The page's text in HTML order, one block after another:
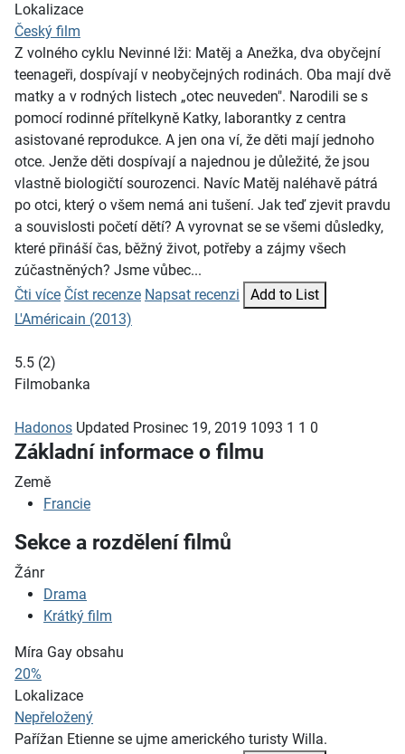
Lokalizace
Český film
Z volného cyklu Nevinné lži: Matěj a Anežka, dva obyčejní
teenageři, dospívají v neobyčejných rodinách. Oba mají dvě
matky a v rodných listech „otec neuveden". Narodili se s
pomocí rodinné přítelkyně Katky, laborantky z centra
asistované reprodukce. A jen ona ví, že děti mají jednoho
otce. Jenže děti dospívají a najednou je důležité, že jsou
vlastně biologičtí sourozenci. Navíc Matěj naléhavě pátrá
po otci, který o všem nemá ani tušení. Jak teď zjevit pravdu
a souvislosti početí dětí? A vyrovnat se se všemi důsledky,
které přináší čas, běžný život, potřeby a zájmy všech
zúčastněných? Jsme vůbec...
Čti více Číst recenze Napsat recenzi
Add to List
L'Américain (2013)
5.5 (2)
Filmobanka
Hadonos Updated Prosinec 19, 2019 1093 1 1 0
Základní informace o filmu
Země
Francie
Sekce a rozdělení filmů
Žánr
Drama
Krátký film
Míra Gay obsahu
20%
Lokalizace
Nepřeložený
Pařížan Etienne se ujme amerického turisty Willa.